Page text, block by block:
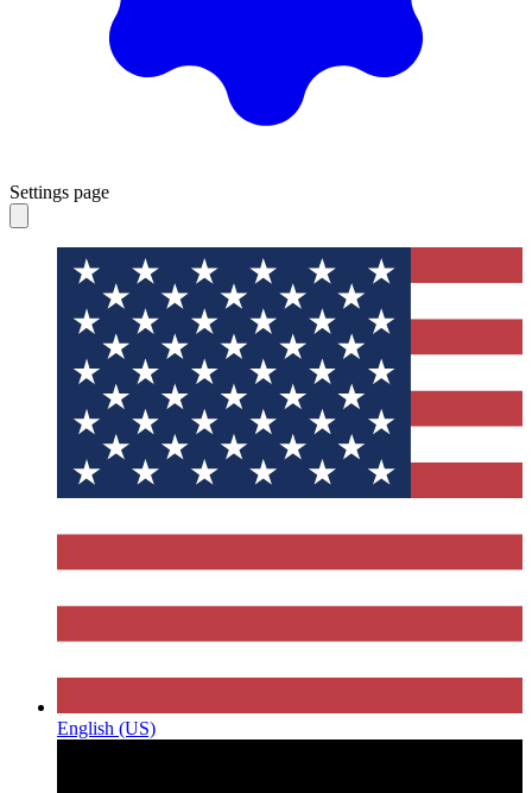
Settings page
English (US)